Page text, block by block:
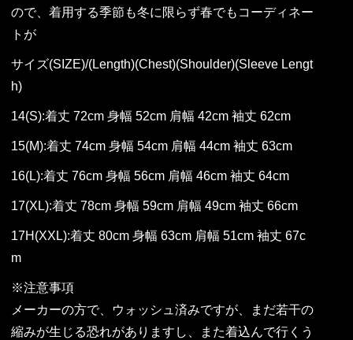
ので、着用する季節も冬に限らず春でもコーディネー
トが
サイズ(SIZE)/(Length)(Chest)(Shoulder)(Sleeve Lengt
h)
14(S):着丈 72cm 身幅 52cm 肩幅 42cm 袖丈 62cm
15(M):着丈 74cm 身幅 54cm 肩幅 44cm 袖丈 63cm
16(L):着丈 76cm 身幅 56cm 肩幅 46cm 袖丈 64cm
17(XL):着丈 78cm 身幅 59cm 肩幅 49cm 袖丈 66cm
17H(XXL):着丈 80cm 身幅 63cm 肩幅 51cm 袖丈 67c
m
※注意事項
メーカーの方で、ウォッシュ済みですが、まだ若干の
縮みが生じる恐れがありますし、また着込んで行くう